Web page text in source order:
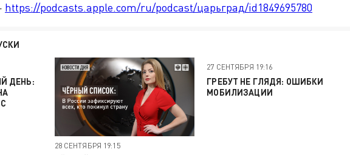
https://podcasts.apple.com/ru/podcast/царьград/id1849695780
ДЕНЬ:
28 СЕНТЯБРЯ 19:15
27 СЕНТЯБРЯ 19:16
ГРЕБУТ НЕ ГЛЯДЯ: ОШИБКИ
МОБИЛИЗАЦИИ